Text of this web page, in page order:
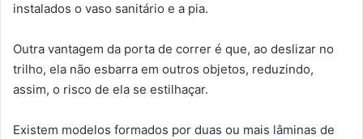
instalados o vaso sanitário e a pia.
Outra vantagem da porta de correr é que, ao deslizar no
trilho, ela não esbarra em outros objetos, reduzindo,
assim, o risco de ela se estilhaçar.
Existem modelos formados por duas ou mais lâminas de